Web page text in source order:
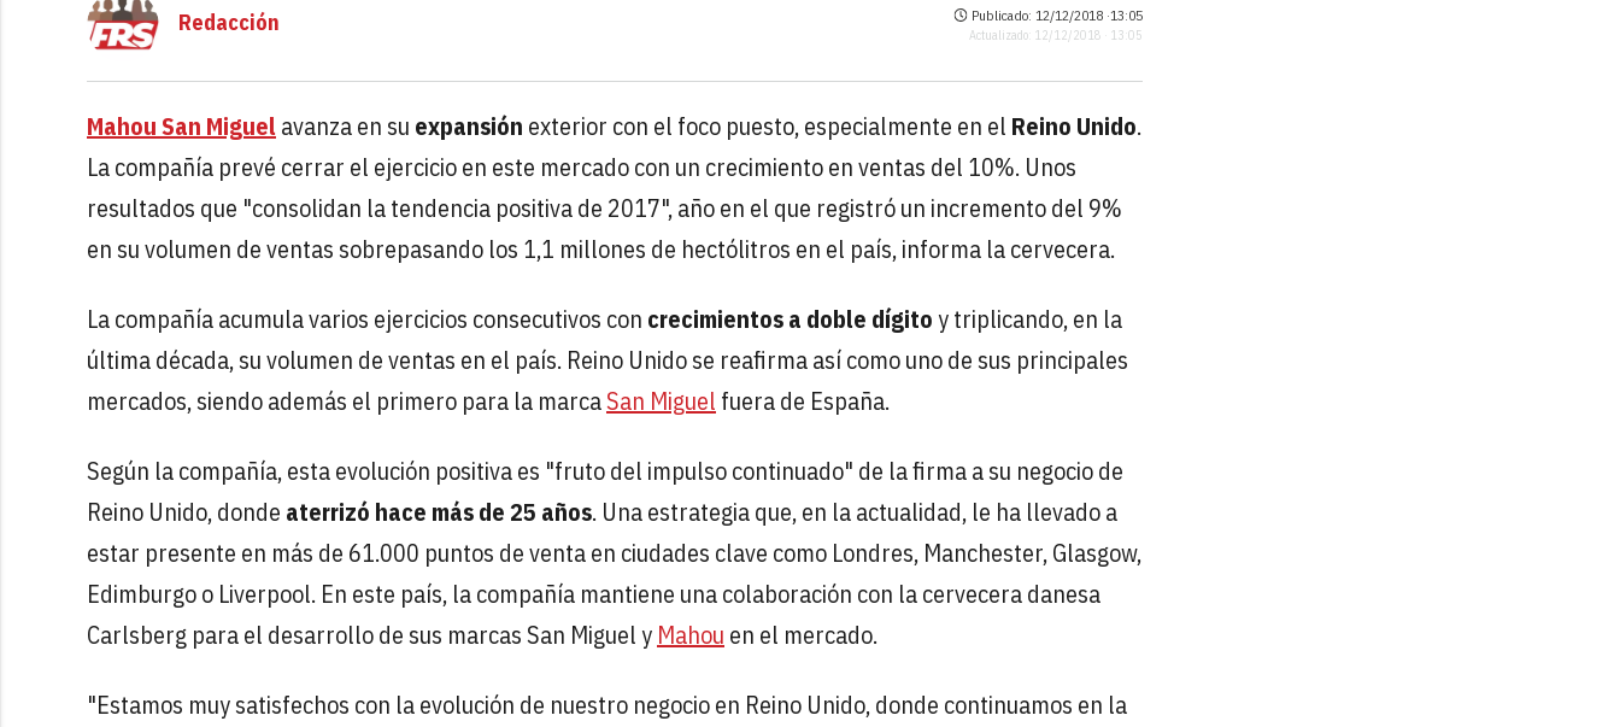
Redacción Publicado: 12/12/2018 ·13:05
Actualizado: 12/12/2018 · 13:05
Mahou San Miguelavanza en su expansión exterior con el foco puesto, especialmente en el Reino Unido.
La compañía prevé cerrar el ejercicio en este mercado con un crecimiento en ventas del 10%. Unos
resultados que "consolidan la tendencia positiva de 2017", año en el que registró un incremento del 9%
en su volumen de ventas sobrepasando los 1,1 millones de hectólitros en el país, informa la cervecera.
La compañía acumula varios ejercicios consecutivos con crecimientos a doble dígitoy triplicando, en la
última década, su volumen de ventas en el país. Reino Unido se reafirma así como uno de sus principales
mercados, siendo además el primero para la marcaSan Miguel fuera de España.
Según la compañía, esta evolución positiva es "fruto del impulso continuado" de la firma a su negocio de
Reino Unido, donde aterrizó hace más de 25 años. Una estrategia que, en la actualidad, le ha llevado a
estar presente en más de 61.000 puntos de venta en ciudades clave como Londres, Manchester, Glasgow,
Edimburgo o Liverpool. En este país, la compañía mantiene una colaboración con la cervecera danesa
Carlsberg para el desarrollo de sus marcas San Miguel y Mahou en el mercado.
"Estamos muy satisfechos con la evolución de nuestro negocio en Reino Unido, donde continuamos en la